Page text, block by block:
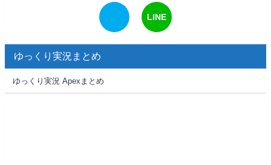
LINE
ゆっくり実況まとめ
ゆっくり実況 Apexまとめ